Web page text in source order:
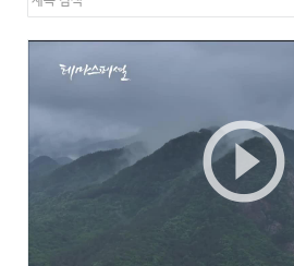
play_circle_outline